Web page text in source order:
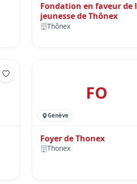
Fondation en faveur de
jeunesse de Thônex
Thônex
FO
Genève
Foyer de Thonex
Thonex